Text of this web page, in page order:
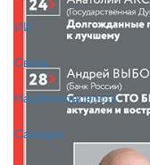
ИИ
Связь
Нацбезопасность
Санкции